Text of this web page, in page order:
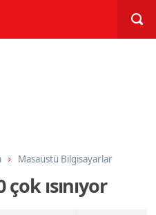
Masaüstü Bilgisayarlar
ısınıyor